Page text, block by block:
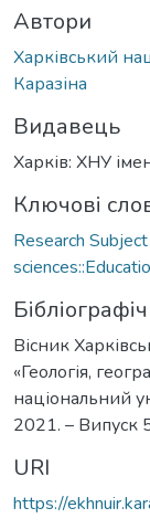
Автори
Харківський
Каразіна
Видавець
Харків: ХНУ
Ключові
Research
Вісник
«Геологія,
національний
2021. – Випуск
URI
https://